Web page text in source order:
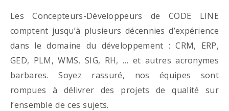
Les Concepteurs-Développeurs de CODE LINE
comptent jusqu’à plusieurs décennies d’expérience
dans le domaine du développement : CRM, ERP,
GED, PLM, WMS, SIG, RH, … et autres acronymes
barbares. Soyez rassuré, nos équipes sont
rompues à délivrer des projets de qualité sur
l’ensemble de ces sujets.